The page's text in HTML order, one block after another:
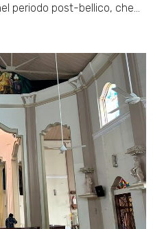
periodo post-bellico, che…